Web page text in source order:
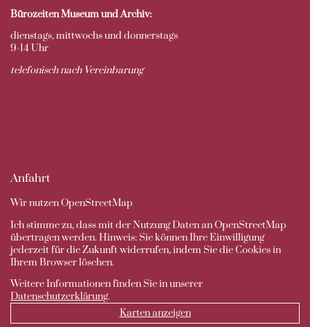
Bürozeiten Museum und Archiv:
dienstags, mittwochs und donnerstags
9-14 Uhr
telefonisch nach Vereinbarung
Anfahrt
Wir nutzen OpenStreetMap
Ich stimme zu, dass mit der Nutzung Daten an OpenStreetMap
übertragen werden. Hinweis: Sie können Ihre Einwilligung
jederzeit für die Zukunft widerrufen, indem Sie die Cookies in
Ihrem Browser löschen.
Weitere Informationen finden Sie in unserer
Datenschutzerklärung.
Karten anzeigen